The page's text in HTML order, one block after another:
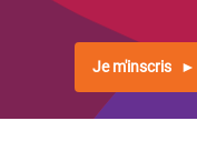
Je m'inscris